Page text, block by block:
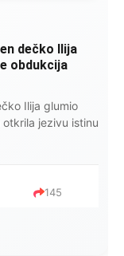
dečko Ilija
obdukcija
Ilija glumio
jezivu istinu
145